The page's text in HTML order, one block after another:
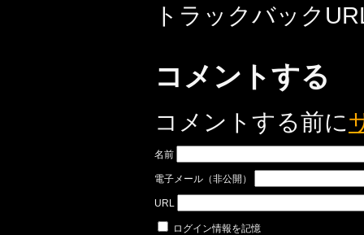
トラックバック
コメントする
コメントする前に
名前
電子メール（非公開）
URL
ログイン情報を記憶